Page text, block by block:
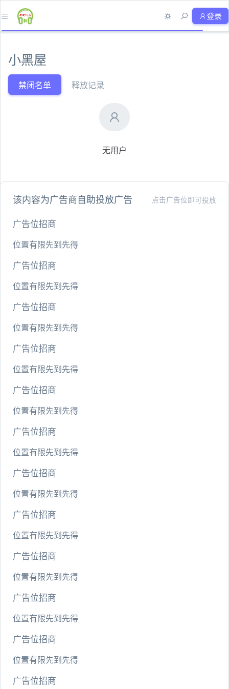
登录
小黑屋
禁闭名单 释放记录
无用户
该内容为广告商自助投放广告 点击广告位即可投放
广告位招商
位置有限先到先得
广告位招商
位置有限先到先得
广告位招商
位置有限先到先得
广告位招商
位置有限先到先得
广告位招商
位置有限先到先得
广告位招商
位置有限先到先得
广告位招商
位置有限先到先得
广告位招商
位置有限先到先得
广告位招商
位置有限先到先得
广告位招商
位置有限先到先得
广告位招商
位置有限先到先得
广告位招商